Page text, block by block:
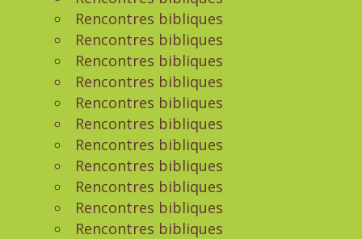
Rencontres bibliques
Rencontres bibliques
Rencontres bibliques
Rencontres bibliques
Rencontres bibliques
Rencontres bibliques
Rencontres bibliques
Rencontres bibliques
Rencontres bibliques
Rencontres bibliques
Rencontres bibliques